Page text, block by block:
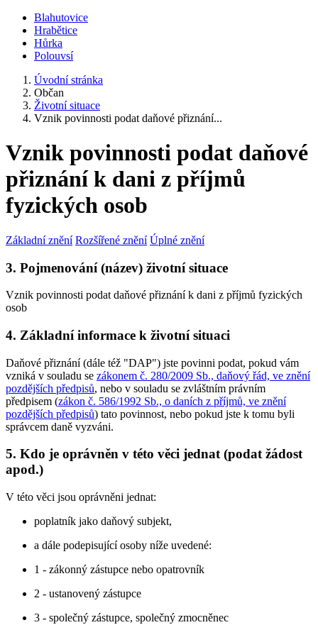
Blahutovice
Hrabětice
Hůrka
Polouvsí
Úvodní stránka
Občan
Životní situace
Vznik povinnosti podat daňové přiznání...
Vznik povinnosti podat daňové
přiznání k dani z příjmů
fyzických osob
Základní znění Rozšířené znění Úplné znění
3. Pojmenování (název) životní situace
Vznik povinnosti podat daňové přiznání k dani z příjmů fyzických
osob
4. Základní informace k životní situaci
Daňové přiznání (dále též "DAP") jste povinni podat, pokud vám
vzniká v souladu se zákonem č. 280/2009 Sb., daňový řád, ve znění
pozdějších předpisů, nebo v souladu se zvláštním právním
předpisem (zákon č. 586/1992 Sb., o daních z příjmů, ve znění
pozdějších předpisů) tato povinnost, nebo pokud jste k tomu byli
správcem daně vyzváni.
5. Kdo je oprávněn v této věci jednat (podat žádost
apod.)
V této věci jsou oprávněni jednat:
poplatník jako daňový subjekt,
a dále podepisující osoby níže uvedené:
1 - zákonný zástupce nebo opatrovník
2 - ustanovený zástupce
3 - společný zástupce, společný zmocněnec